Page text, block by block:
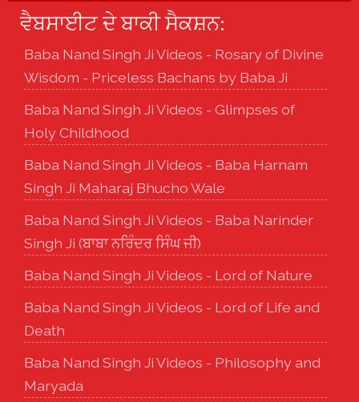
ਵੈਬਸਾਈਟ ਦੇ ਬਾਕੀ ਸੈਕਸ਼ਨ:
Baba Nand Singh Ji Videos - Rosary of Divine
Wisdom - Priceless Bachans by Baba Ji
Baba Nand Singh Ji Videos - Glimpses of
Holy Childhood
Baba Nand Singh Ji Videos - Baba Harnam
Singh Ji Maharaj Bhucho Wale
Baba Nand Singh Ji Videos - Baba Narinder
Singh Ji (ਬਾਬਾ ਨਰਿੰਦਰ ਸਿੰਘ ਜੀ)
Baba Nand Singh Ji Videos - Lord of Nature
Baba Nand Singh Ji Videos - Lord of Life and
Death
Baba Nand Singh Ji Videos - Philosophy and
Maryada